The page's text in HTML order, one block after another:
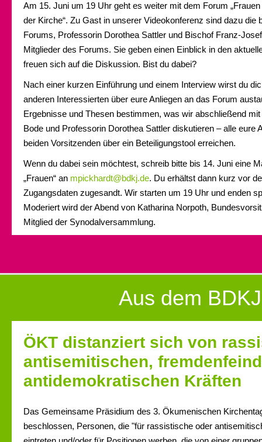
Am 15. Juni um 19 Uhr geht es weiter mit dem Forum
der Kirche“. Zu Gast in unserer Videokonferenz sind dazu die
Forums, Professorin Dorothea Sattler und Bischof Franz-
Mitglieder des Forums. Sie geben einen Einblick in den
freuen sich auf die Diskussion. Bist du dabei?
Nach einer kurzen Einführung und einem Interview wirst du
anderen Interessierten über eure Anliegen an das Forum
Ergebnisse und Thesen bestimmen, was wir abschließend
Bode und Professorin Dorothea Sattler diskutieren – alle eure
beiden Vorsitzenden über ein Beteiligungstool erreichen.
Wenn du dabei sein möchtest, schreib bitte bis 14. Juni eine
„Frauen“ an mpickhardt@bdkj.de. Du erhältst dann kurz vor
Zugangsdaten zugesandt. Wir starten um 19 Uhr und enden
Moderiert wird der Abend von Katharina Norpoth,
Mitglied der Synodalversammlung.
Aus dem BDKJ
ÖKT distanziert sich von
antisemitischen,
antidemokratischen Kräften
Das Gemeinsame Präsidium des 3. Ökumenischen
beschlossen, Personen, die "für rassistische oder